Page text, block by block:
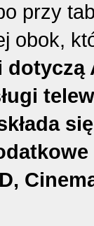
przy
obok,